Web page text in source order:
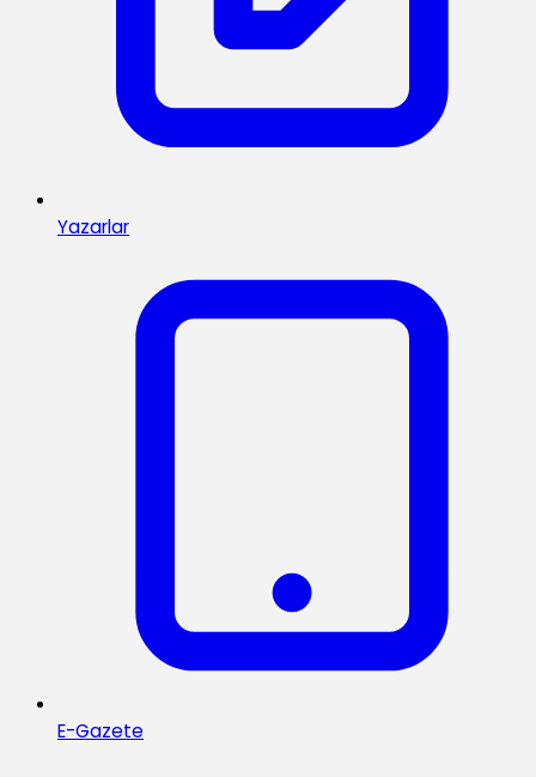
Yazarlar
E-Gazete